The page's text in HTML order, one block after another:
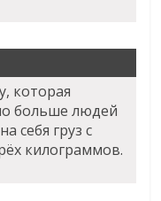
которая
больше людей
себя груз с
килограммов.